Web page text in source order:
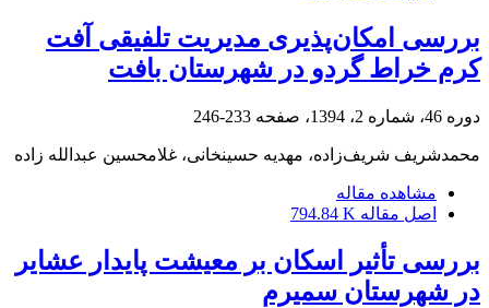
بررسی امکان‌پذیری مدیریت تلفیقی آفت
کرم خراط گردو در شهرستان بافت
دوره 46، شماره 2، 1394، صفحه 233-246
محمدشریف شریف‌زاده، مهدیه حسینخانی، غلامحسین عبدالله زاده
مشاهده مقاله
اصل مقاله 794.84 K
بررسی تأثیر اسکان بر معیشت پایدار عشایر
در شهرستان سمیرم